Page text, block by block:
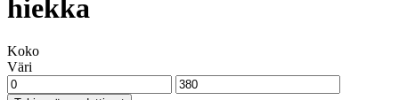
hiekka
Koko
Väri